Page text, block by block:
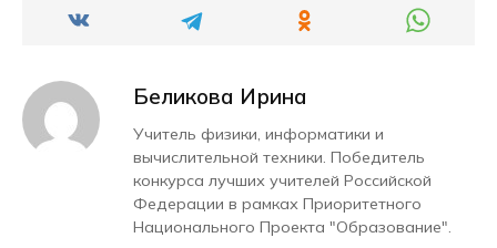
Беликова Ирина
Учитель физики, информатики и
вычислительной техники. Победитель
конкурса лучших учителей Российской
Федерации в рамках Приоритетного
Национального Проекта "Образование".